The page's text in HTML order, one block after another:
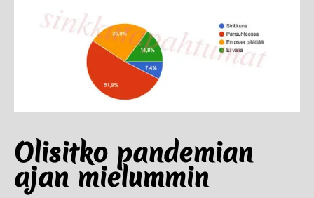
Olisitko pandemian
ajan mielummin